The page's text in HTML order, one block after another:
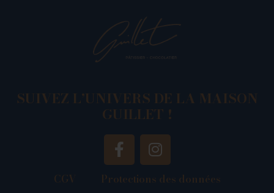
SUIVEZ L’UNIVERS DE LA MAISON
GUILLET !
CGV Protections des données